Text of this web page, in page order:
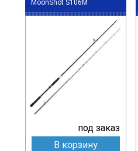
MoonShot S106M
под заказ
В корзину